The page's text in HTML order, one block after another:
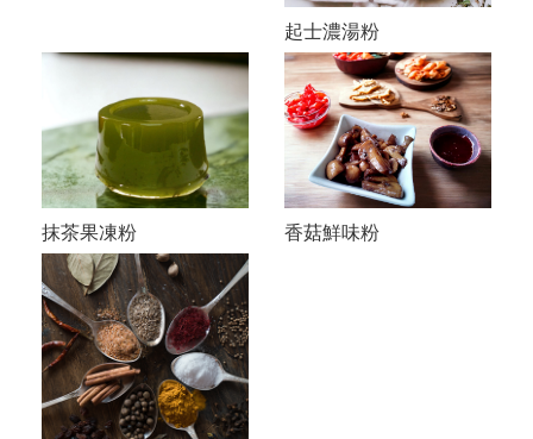
起士濃湯粉
抹茶果凍粉 香菇鮮味粉